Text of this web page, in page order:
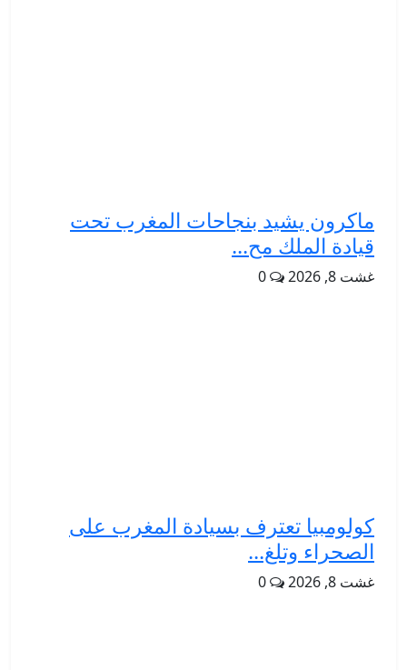
ماكرون يشيد بنجاحات المغرب تحت
قيادة الملك مح...
غشت 8, 2026 0
كولومبيا تعترف بسيادة المغرب على
الصحراء وتلغ...
غشت 8, 2026 0